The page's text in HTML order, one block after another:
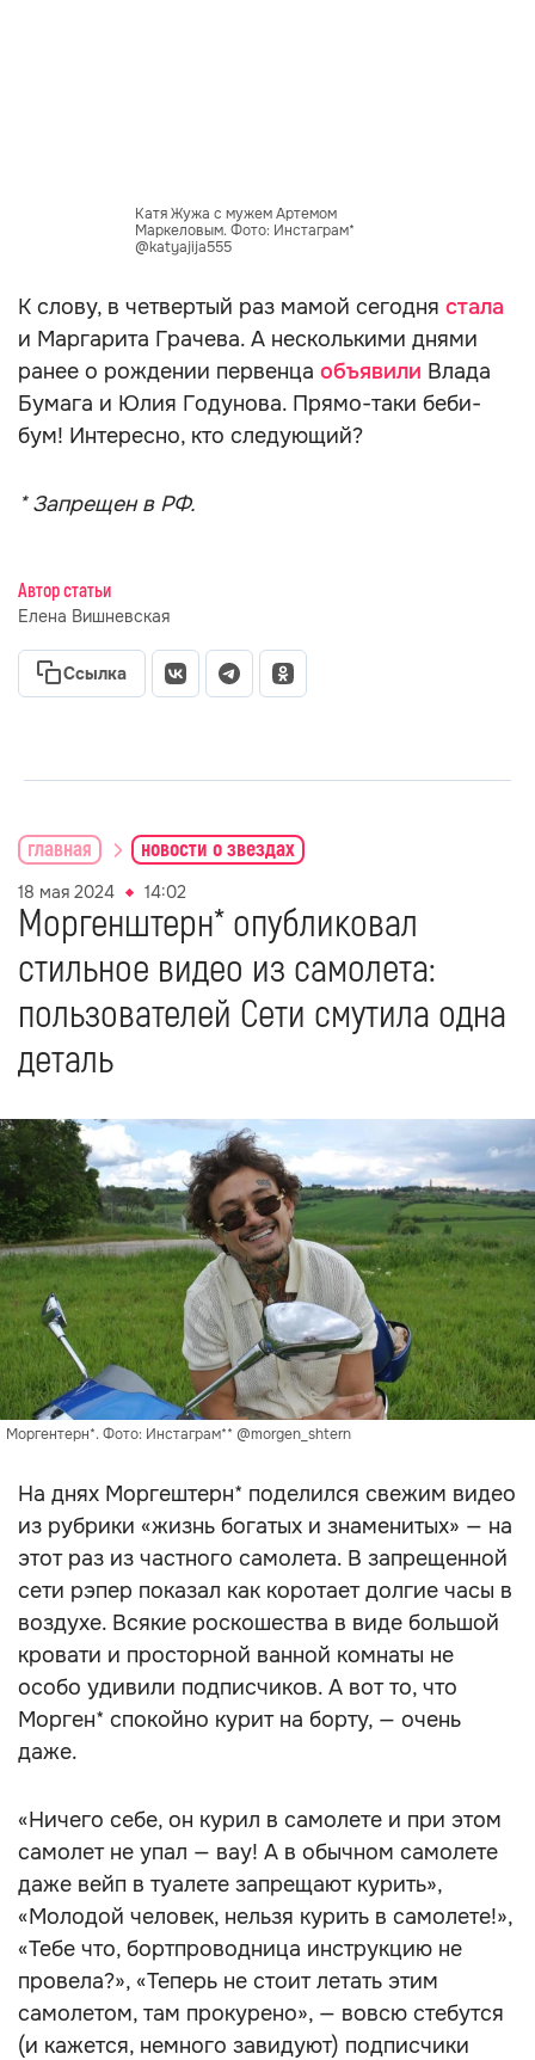
Катя Жужа с мужем Артемом
Маркеловым. Фото: Инстаграм*
@katyajija555
К слову, в четвертый раз мамой сегодня стала
и Маргарита Грачева. А несколькими днями
ранее о рождении первенца объявили Влада
Бумага и Юлия Годунова. Прямо-таки беби-
бум! Интересно, кто следующий?
* Запрещен в РФ.
Автор статьи
Елена Вишневская
Ссылка
главная новости о звездах
18 мая 2024 14:02
Моргенштерн* опубликовал
стильное видео из самолета:
пользователей Сети смутила одна
деталь
Моргентерн*. Фото: Инстаграм** @morgen_shtern
На днях Моргештерн* поделился свежим видео
из рубрики «жизнь богатых и знаменитых» — на
этот раз из частного самолета. В запрещенной
сети рэпер показал как коротает долгие часы в
воздухе. Всякие роскошества в виде большой
кровати и просторной ванной комнаты не
особо удивили подписчиков. А вот то, что
Морген* спокойно курит на борту, — очень
даже.
«Ничего себе, он курил в самолете и при этом
самолет не упал — вау! А в обычном самолете
даже вейп в туалете запрещают курить»,
«Молодой человек, нельзя курить в самолете!»,
«Тебе что, бортпроводница инструкцию не
провела?», «Теперь не стоит летать этим
самолетом, там прокурено», — вовсю стебутся
(и кажется, немного завидуют) подписчики